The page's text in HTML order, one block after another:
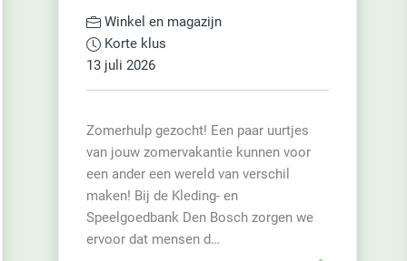
Winkel en magazijn
Korte klus
13 juli 2026
Zomerhulp gezocht! Een paar uurtjes
van jouw zomervakantie kunnen voor
een ander een wereld van verschil
maken! Bij de Kleding- en
Speelgoedbank Den Bosch zorgen we
ervoor dat mensen d…